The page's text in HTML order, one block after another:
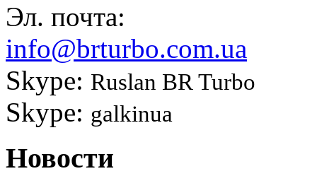
Эл. почта:
info@brturbo.com.ua
Skype: Ruslan BR Turbo
Skype: galkinua
Новости